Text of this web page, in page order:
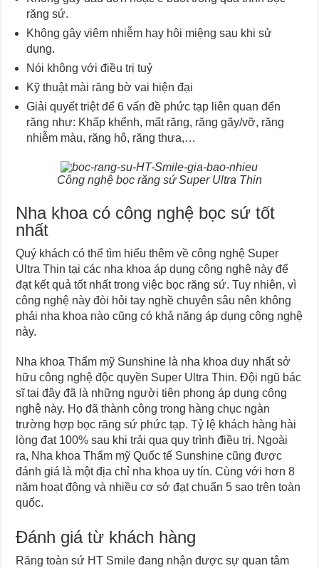
răng sứ.
Không gây viêm nhiễm hay hôi miệng sau khi sử
dụng.
Nói không với điều trị tuỷ
Kỹ thuật mài răng bờ vai hiện đại
Giải quyết triệt để 6 vấn đề phức tạp liên quan đến
răng như: Khấp khểnh, mất răng, răng gãy/vỡ, răng
nhiễm màu, răng hô, răng thưa,…
Công nghệ bọc răng sứ Super Ultra Thin
Nha khoa có công nghệ bọc sứ tốt
nhất
Quý khách có thể tìm hiểu thêm về công nghệ Super
Ultra Thin tại các nha khoa áp dụng công nghệ này để
đạt kết quả tốt nhất trong việc bọc răng sứ. Tuy nhiên, vì
công nghệ này đòi hỏi tay nghề chuyên sâu nên không
phải nha khoa nào cũng có khả năng áp dụng công nghệ
này.
Nha khoa Thẩm mỹ Sunshine là nha khoa duy nhất sở
hữu công nghệ độc quyền Super Ultra Thin. Đội ngũ bác
sĩ tại đây đã là những người tiên phong áp dụng công
nghệ này. Họ đã thành công trong hàng chục ngàn
trường hợp bọc răng sứ phức tạp. Tỷ lệ khách hàng hài
lòng đạt 100% sau khi trải qua quy trình điều trị. Ngoài
ra, Nha khoa Thẩm mỹ Quốc tế Sunshine cũng được
đánh giá là một địa chỉ nha khoa uy tín. Cùng với hơn 8
năm hoạt động và nhiều cơ sở đạt chuẩn 5 sao trên toàn
quốc.
Đánh giá từ khách hàng
Răng toàn sứ HT Smile đang nhận được sự quan tâm